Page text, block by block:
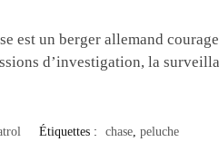
est un berger allemand
d’investigation, la
Étiquettes : chase, peluche